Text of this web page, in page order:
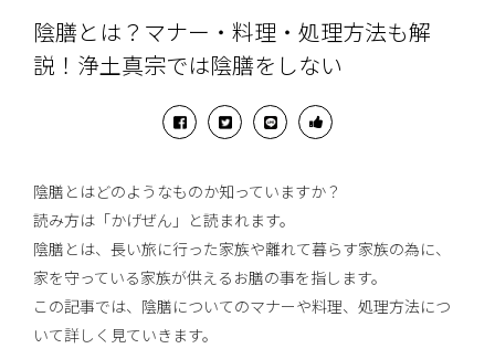
陰膳とは？マナー・料理・処理方法も解
説！浄土真宗では陰膳をしない
陰膳とはどのようなものか知っていますか？
読み方は「かげぜん」と読まれます。
陰膳とは、長い旅に行った家族や離れて暮らす家族の為に、
家を守っている家族が供えるお膳の事を指します。
この記事では、陰膳についてのマナーや料理、処理方法につ
いて詳しく見ていきます。